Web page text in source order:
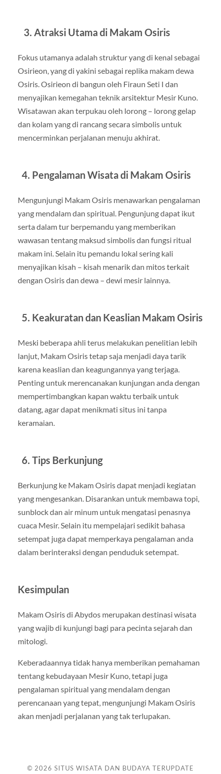
3. Atraksi Utama di Makam Osiris
Fokus utamanya adalah struktur yang di kenal sebagai
Osirieon, yang di yakini sebagai replika makam dewa
Osiris. Osirieon di bangun oleh Firaun Seti I dan
menyajikan kemegahan teknik arsitektur Mesir Kuno.
Wisatawan akan terpukau oleh lorong – lorong gelap
dan kolam yang di rancang secara simbolis untuk
mencerminkan perjalanan menuju akhirat.
4. Pengalaman Wisata di Makam Osiris
Mengunjungi Makam Osiris menawarkan pengalaman
yang mendalam dan spiritual. Pengunjung dapat ikut
serta dalam tur berpemandu yang memberikan
wawasan tentang maksud simbolis dan fungsi ritual
makam ini. Selain itu pemandu lokal sering kali
menyajikan kisah – kisah menarik dan mitos terkait
dengan Osiris dan dewa – dewi mesir lainnya.
5. Keakuratan dan Keaslian Makam Osiris
Meski beberapa ahli terus melakukan penelitian lebih
lanjut, Makam Osiris tetap saja menjadi daya tarik
karena keaslian dan keagungannya yang terjaga.
Penting untuk merencanakan kunjungan anda dengan
mempertimbangkan kapan waktu terbaik untuk
datang, agar dapat menikmati situs ini tanpa
keramaian.
6. Tips Berkunjung
Berkunjung ke Makam Osiris dapat menjadi kegiatan
yang mengesankan. Disarankan untuk membawa topi,
sunblock dan air minum untuk mengatasi penasnya
cuaca Mesir. Selain itu mempelajari sedikit bahasa
setempat juga dapat memperkaya pengalaman anda
dalam berinteraksi dengan penduduk setempat.
Kesimpulan
Makam Osiris di Abydos merupakan destinasi wisata
yang wajib di kunjungi bagi para pecinta sejarah dan
mitologi.
Keberadaannya tidak hanya memberikan pemahaman
tentang kebudayaan Mesir Kuno, tetapi juga
pengalaman spiritual yang mendalam dengan
perencanaan yang tepat, mengunjungi Makam Osiris
akan menjadi perjalanan yang tak terlupakan.
© 2026 SITUS WISATA DAN BUDAYA TERUPDATE